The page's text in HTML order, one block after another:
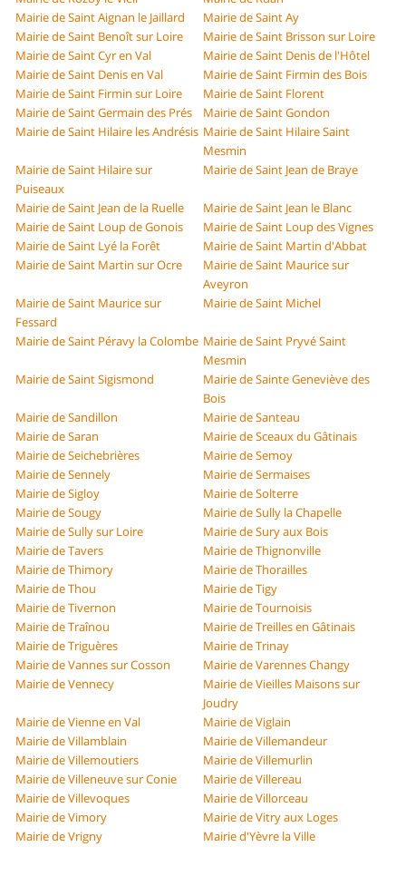
Mairie de Saint Aignan le Jaillard
Mairie de Saint Ay
Mairie de Saint Benoît sur Loire
Mairie de Saint Brisson sur Loire
Mairie de Saint Cyr en Val
Mairie de Saint Denis de l'Hôtel
Mairie de Saint Denis en Val
Mairie de Saint Firmin des Bois
Mairie de Saint Firmin sur Loire
Mairie de Saint Florent
Mairie de Saint Germain des Prés
Mairie de Saint Gondon
Mairie de Saint Hilaire les Andrésis Mairie de Saint Hilaire Saint
Mesmin
Mairie de Saint Hilaire sur
Puiseaux
Mairie de Saint Jean de Braye
Mairie de Saint Jean de la Ruelle
Mairie de Saint Jean le Blanc
Mairie de Saint Loup de Gonois
Mairie de Saint Loup des Vignes
Mairie de Saint Lyé la Forêt
Mairie de Saint Martin d'Abbat
Mairie de Saint Martin sur Ocre
Mairie de Saint Maurice sur
Aveyron
Mairie de Saint Maurice sur
Fessard
Mairie de Saint Michel
Mairie de Saint Péravy la Colombe Mairie de Saint Pryvé Saint
Mesmin
Mairie de Saint Sigismond
Mairie de Sainte Geneviève des
Bois
Mairie de Sandillon
Mairie de Santeau
Mairie de Saran
Mairie de Sceaux du Gâtinais
Mairie de Seichebrières
Mairie de Semoy
Mairie de Sennely
Mairie de Sermaises
Mairie de Sigloy
Mairie de Solterre
Mairie de Sougy
Mairie de Sully la Chapelle
Mairie de Sully sur Loire
Mairie de Sury aux Bois
Mairie de Tavers
Mairie de Thignonville
Mairie de Thimory
Mairie de Thorailles
Mairie de Thou
Mairie de Tigy
Mairie de Tivernon
Mairie de Tournoisis
Mairie de Traînou
Mairie de Treilles en Gâtinais
Mairie de Triguères
Mairie de Trinay
Mairie de Vannes sur Cosson
Mairie de Varennes Changy
Mairie de Vennecy
Mairie de Vieilles Maisons sur
Joudry
Mairie de Vienne en Val
Mairie de Viglain
Mairie de Villamblain
Mairie de Villemandeur
Mairie de Villemoutiers
Mairie de Villemurlin
Mairie de Villeneuve sur Conie
Mairie de Villereau
Mairie de Villevoques
Mairie de Villorceau
Mairie de Vimory
Mairie de Vitry aux Loges
Mairie de Vrigny
Mairie d'Yèvre la Ville